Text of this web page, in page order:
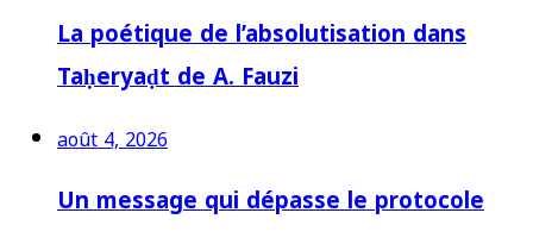
La poétique de l’absolutisation dans
Taḥeryaḍt de A. Fauzi
août 4, 2026
Un message qui dépasse le protocole